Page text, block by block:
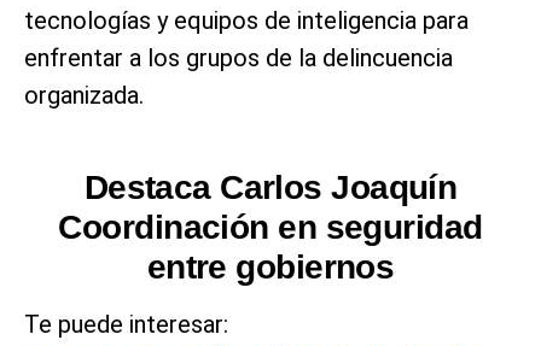
tecnologías y equipos de inteligencia para
enfrentar a los grupos de la delincuencia
organizada.
Destaca Carlos Joaquín
Coordinación en seguridad
entre gobiernos
Te puede interesar: